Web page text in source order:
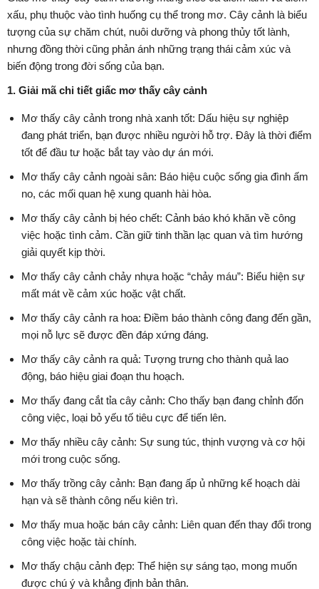
xấu, phụ thuộc vào tình huống cụ thể trong mơ. Cây cảnh là biểu
tượng của sự chăm chút, nuôi dưỡng và phong thủy tốt lành,
nhưng đồng thời cũng phản ánh những trạng thái cảm xúc và
biến động trong đời sống của bạn.
1. Giải mã chi tiết giấc mơ thấy cây cảnh
Mơ thấy cây cảnh trong nhà xanh tốt: Dấu hiệu sự nghiệp
đang phát triển, bạn được nhiều người hỗ trợ. Đây là thời điểm
tốt để đầu tư hoặc bắt tay vào dự án mới.
Mơ thấy cây cảnh ngoài sân: Báo hiệu cuộc sống gia đình ấm
no, các mối quan hệ xung quanh hài hòa.
Mơ thấy cây cảnh bị héo chết: Cảnh báo khó khăn về công
việc hoặc tình cảm. Cần giữ tinh thần lạc quan và tìm hướng
giải quyết kịp thời.
Mơ thấy cây cảnh chảy nhựa hoặc “chảy máu”: Biểu hiện sự
mất mát về cảm xúc hoặc vật chất.
Mơ thấy cây cảnh ra hoa: Điềm báo thành công đang đến gần,
mọi nỗ lực sẽ được đền đáp xứng đáng.
Mơ thấy cây cảnh ra quả: Tượng trưng cho thành quả lao
động, báo hiệu giai đoạn thu hoạch.
Mơ thấy đang cắt tỉa cây cảnh: Cho thấy bạn đang chỉnh đốn
công việc, loại bỏ yếu tố tiêu cực để tiến lên.
Mơ thấy nhiều cây cảnh: Sự sung túc, thịnh vượng và cơ hội
mới trong cuộc sống.
Mơ thấy trồng cây cảnh: Bạn đang ấp ủ những kế hoạch dài
hạn và sẽ thành công nếu kiên trì.
Mơ thấy mua hoặc bán cây cảnh: Liên quan đến thay đổi trong
công việc hoặc tài chính.
Mơ thấy chậu cảnh đẹp: Thể hiện sự sáng tạo, mong muốn
được chú ý và khẳng định bản thân.